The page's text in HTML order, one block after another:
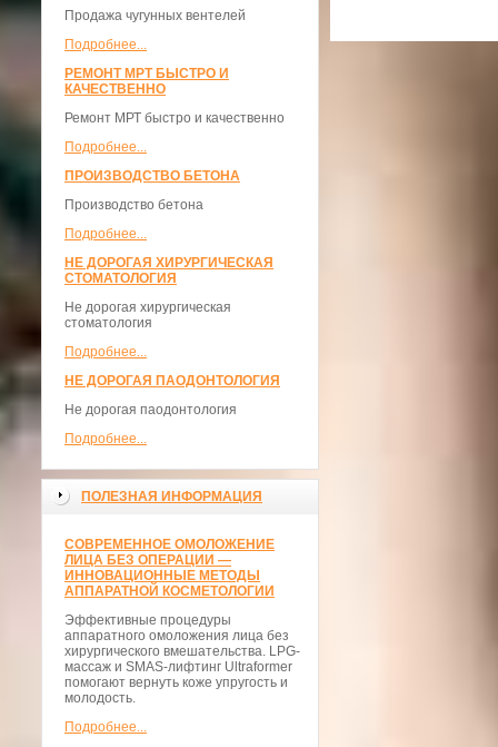
Продажа чугунных вентелей
Подробнее...
РЕМОНТ МРТ БЫСТРО И
КАЧЕСТВЕННО
Ремонт МРТ быстро и качественно
Подробнее...
ПРОИЗВОДСТВО БЕТОНА
Производство бетона
Подробнее...
НЕ ДОРОГАЯ ХИРУРГИЧЕСКАЯ
СТОМАТОЛОГИЯ
Не дорогая хирургическая
стоматология
Подробнее...
НЕ ДОРОГАЯ ПАОДОНТОЛОГИЯ
Не дорогая паодонтология
Подробнее...
ПОЛЕЗНАЯ ИНФОРМАЦИЯ
СОВРЕМЕННОЕ ОМОЛОЖЕНИЕ
ЛИЦА БЕЗ ОПЕРАЦИИ —
ИННОВАЦИОННЫЕ МЕТОДЫ
АППАРАТНОЙ КОСМЕТОЛОГИИ
Эффективные процедуры
аппаратного омоложения лица без
хирургического вмешательства. LPG-
массаж и SMAS-лифтинг Ultraformer
помогают вернуть коже упругость и
молодость.
Подробнее...